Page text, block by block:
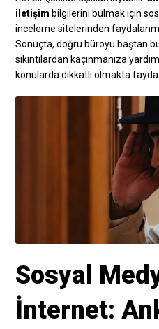
iletişim bilgilerini bulmak için
inceleme sitelerinden
Sonuçta, doğru büroyu baştan
sıkıntılardan kaçınmanıza
konularda dikkatli olmakta fayda
Sosyal
İnternet: